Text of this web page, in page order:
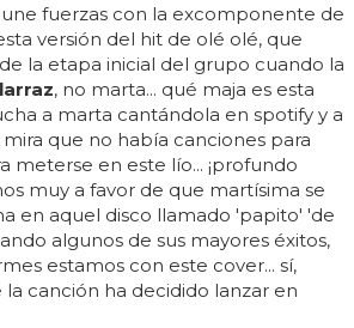
fuerzas con la excomponente de
versión del hit de olé olé, que
la etapa inicial del grupo cuando la
, no marta... qué maja es esta
a marta cantándola en spotify y a
que no había canciones para
meterse en este lío... ¡profundo
muy a favor de que martísima se
en aquel disco llamado 'papito' 'de
algunos de sus mayores éxitos,
estamos con este cover... sí,
la canción ha decidido lanzar en